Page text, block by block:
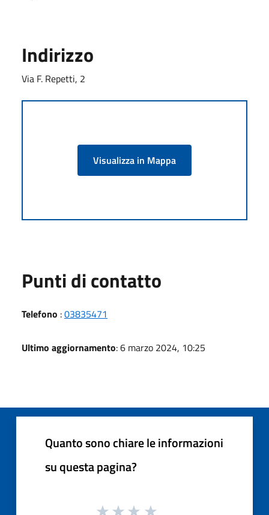
Indirizzo
Via F. Repetti, 2
Visualizza in Mappa
Punti di contatto
Telefono :03835471
Ultimo aggiornamento: 6 marzo 2024, 10:25
Quanto sono chiare le informazioni
su questa pagina?